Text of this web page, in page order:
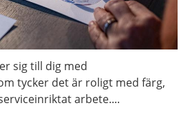
sig till dig med
tycker det är roligt med färg,
arbete....